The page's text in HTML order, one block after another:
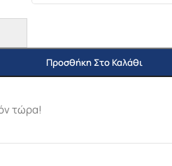
Προσθήκη Στο Καλάθι
τώρα!